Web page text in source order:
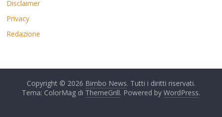
Disclaimer
Privacy
Redazione
Copyright © 2026 Bimbo News. Tutti i diritti riservati.
Tema: ColorMag di ThemeGrill. Powered by WordPress.